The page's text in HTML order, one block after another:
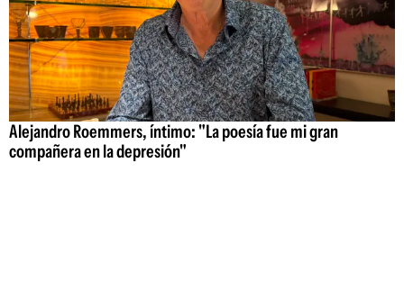
Alejandro Roemmers, íntimo: "La poesía fue mi gran
compañera en la depresión"